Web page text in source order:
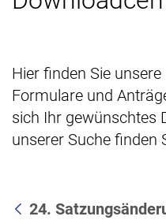
Hier finden Sie
Formulare und
sich Ihr gewünschtes
unserer Suche finden
24.